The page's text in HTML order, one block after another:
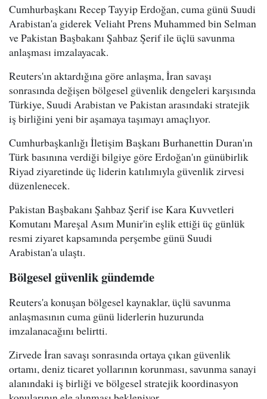
Cumhurbaşkanı Recep Tayyip Erdoğan, cuma günü Suudi
Arabistan'a giderek Veliaht Prens Muhammed bin Selman
ve Pakistan Başbakanı Şahbaz Şerif ile üçlü savunma
anlaşması imzalayacak.
Reuters'ın aktardığına göre anlaşma, İran savaşı
sonrasında değişen bölgesel güvenlik dengeleri karşısında
Türkiye, Suudi Arabistan ve Pakistan arasındaki stratejik
iş birliğini yeni bir aşamaya taşımayı amaçlıyor.
Cumhurbaşkanlığı İletişim Başkanı Burhanettin Duran'ın
Türk basınına verdiği bilgiye göre Erdoğan'ın günübirlik
Riyad ziyaretinde üç liderin katılımıyla güvenlik zirvesi
düzenlenecek.
Pakistan Başbakanı Şahbaz Şerif ise Kara Kuvvetleri
Komutanı Mareşal Asım Munir'in eşlik ettiği üç günlük
resmi ziyaret kapsamında perşembe günü Suudi
Arabistan'a ulaştı.
Bölgesel güvenlik gündemde
Reuters'a konuşan bölgesel kaynaklar, üçlü savunma
anlaşmasının cuma günü liderlerin huzurunda
imzalanacağını belirtti.
Zirvede İran savaşı sonrasında ortaya çıkan güvenlik
ortamı, deniz ticaret yollarının korunması, savunma sanayi
alanındaki iş birliği ve bölgesel stratejik koordinasyon